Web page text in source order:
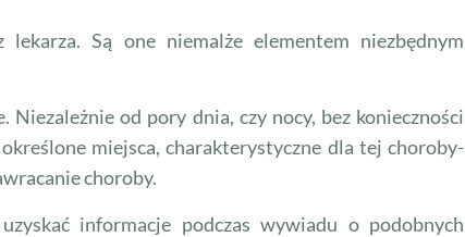
Są one niemalże elementem niezbędnym
od pory dnia, czy nocy, bez konieczności
miejsca, charakterystyczne dla tej choroby-
choroby.
informacje podczas wywiadu o podobnych